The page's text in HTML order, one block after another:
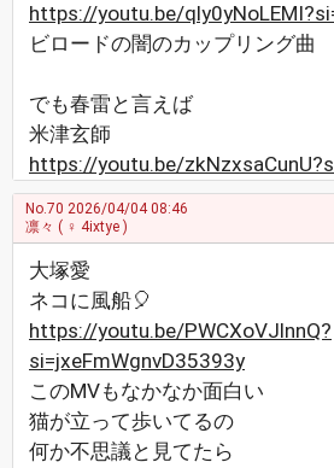
https://youtu.be/
ビロードの闇のカップリング曲
でも春雷と言えば
米津玄師
https://youtu.be/
No.70 2026/04/04 08:46
凛々 ( ♀ 4ixtye )
大塚愛
ネコに風船🎈
https://youtu.be/PWCXoVJlnnQ?
si=jxeFmWgnvD35393y
このMVもなかなか面白い
猫が立って歩いてるの
何か不思議と見てたら